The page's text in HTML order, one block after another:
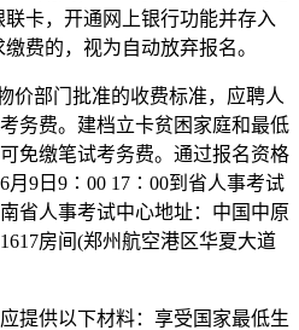
卡，开通网上银行功能并存入
费的，视为自动放弃报名。
价部门批准的收费标准，应聘人
务费。建档立卡贫困家庭和最低
免缴笔试考务费。通过报名资格
月9日9∶00 17∶00到省人事考试
省人事考试中心地址：中国中原
房间(郑州航空港区华夏大道
提供以下材料：享受国家最低生